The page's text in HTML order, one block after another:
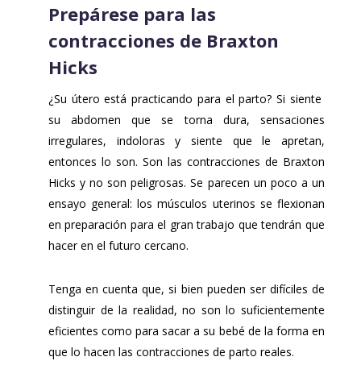
Prepárese para las
contracciones de Braxton
Hicks
¿Su útero está practicando para el parto? Si siente
su abdomen que se torna dura, sensaciones
irregulares, indoloras y siente que le apretan,
entonces lo son. Son las contracciones de Braxton
Hicks y no son peligrosas. Se parecen un poco a un
ensayo general: los músculos uterinos se flexionan
en preparación para el gran trabajo que tendrán que
hacer en el futuro cercano.
Tenga en cuenta que, si bien pueden ser difíciles de
distinguir de la realidad, no son lo suficientemente
eficientes como para sacar a su bebé de la forma en
que lo hacen las contracciones de parto reales.